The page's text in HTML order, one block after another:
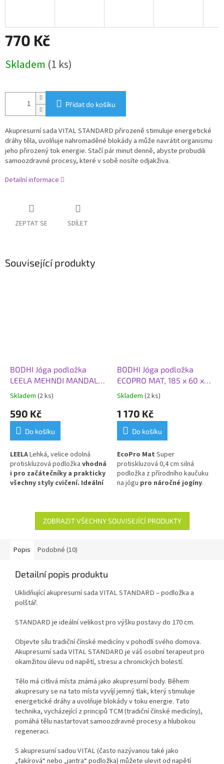
770 Kč
cena:
Skladem (1 ks)
Přidat do košíku
Akupresurní sada VITAL STANDARD přirozeně stimuluje energetické
dráhy těla, uvolňuje nahromaděné blokády a může navrátit organismu
jeho přirozený tok energie. Stačí pár minut denně, abyste probudili
samoozdravné procesy, které v sobě nosíte odjakživa.
Detailní informace
ZEPTAT SE SDÍLET
Související produkty
BODHI Jóga podložka
LEELA MEHNDI MANDALA,
183x60x0,45 cm,
starorůžová
Skladem (2 ks)
590 Kč
Do košíku
LEELALehká, velice odolná
protiskluzová podložka vhodná
i pro začátečníky a prakticky
všechny styly cvičení. Ideální
BODHI Jóga podložka
ECOPRO MAT, 185 x 60 x
0,4 cm, šedá tmavá
Skladem (2 ks)
1 170 Kč
Do košíku
EcoPro Mat Super
protiskluzová 0,4 cm silná
podložka z přírodního kaučuku
na jógu pro náročné jogíny.
materiálům!
ZOBRAZIT VŠECHNY SOUVISEJÍCÍ PRODUKTY
Popis Podobné (10)
Detailní popis produktu
Uklidňující akupresurní sada VITAL STANDARD – podložka a
polštář.
STANDARD je ideální velikost pro výšku postavy do 170 cm.
Objevte sílu tradiční čínské medicíny v pohodlí svého domova.
Akupresurní sada VITAL STANDARD je váš osobní terapeut pro
okamžitou úlevu od napětí, stresu a chronických bolestí.
Tělo má citlivá místa známá jako akupresurní body. Během
akupresury se na tato místa vyvíjí jemný tlak, který stimuluje
energetické dráhy a uvolňuje blokády v toku energie. Tato
technika, vycházející z principů TCM (tradiční čínské medicíny),
pomáhá tělu nastartovat samoozdravné procesy a hlubokou
regeneraci.
S akupresurní sadou VITAL (často nazývanou také jako
„fakírová“ nebo „jantra“ podložka) můžete ulevit od napětí